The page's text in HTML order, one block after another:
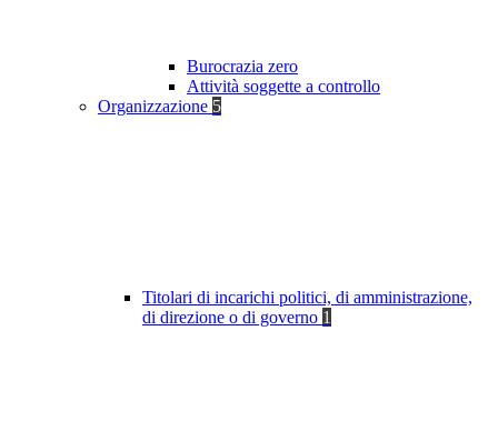
Burocrazia zero
Attività soggette a controllo
Organizzazione 5
Titolari di incarichi politici, di amministrazione,
di direzione o di governo 1